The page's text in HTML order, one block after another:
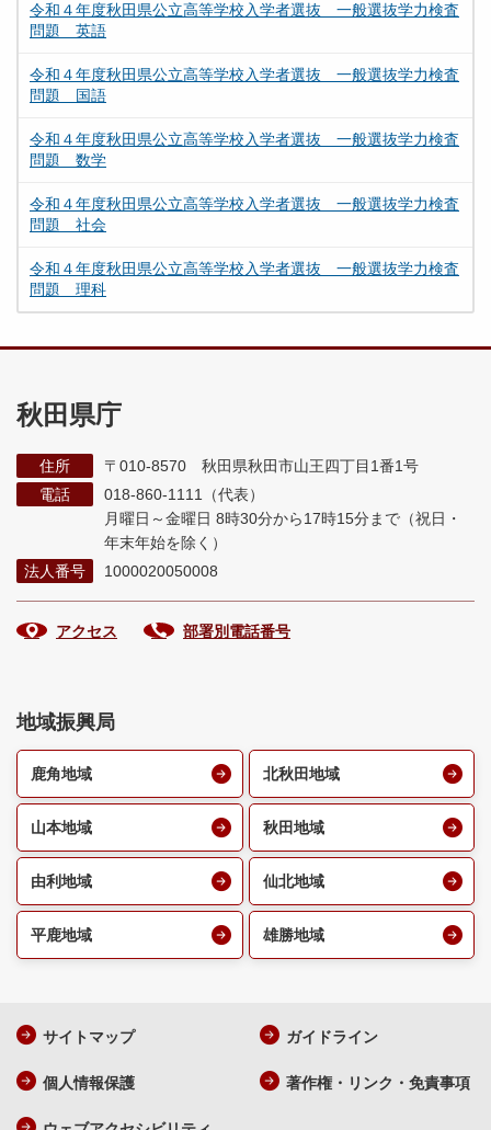
令和４年度秋田県公立高等学校入学者選抜 一般選抜学力検査
問題 英語
令和４年度秋田県公立高等学校入学者選抜 一般選抜学力検査
問題 国語
令和４年度秋田県公立高等学校入学者選抜 一般選抜学力検査
問題 数学
令和４年度秋田県公立高等学校入学者選抜 一般選抜学力検査
問題 社会
令和４年度秋田県公立高等学校入学者選抜 一般選抜学力検査
問題 理科
秋田県庁
住所
〒010-8570 秋田県秋田市山王四丁目1番1号
電話
018-860-1111（代表）
月曜日～金曜日 8時30分から17時15分まで （祝日・
年末年始を除く）
法人番号
1000020050008
アクセス 部署別電話番号
地域振興局
鹿角地域 北秋田地域
山本地域 秋田地域
由利地域 仙北地域
平鹿地域 雄勝地域
サイトマップ ガイドライン
個人情報保護 著作権・リンク・免責事項